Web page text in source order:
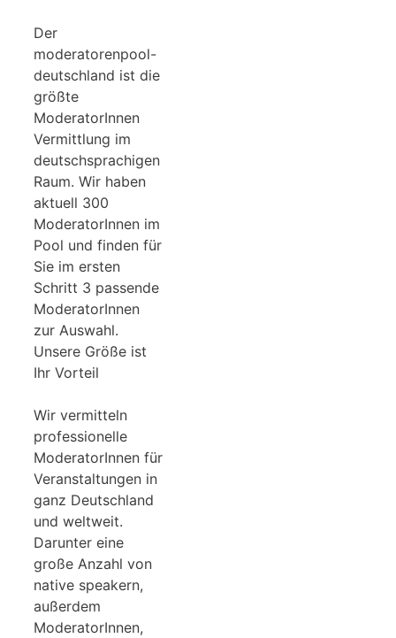
Der
moderatorenpool-
deutschland ist die
größte
ModeratorInnen
Vermittlung im
deutschsprachigen
Raum. Wir haben
aktuell 300
ModeratorInnen im
Pool und finden für
Sie im ersten
Schritt 3 passende
ModeratorInnen
zur Auswahl.
Unsere Größe ist
Ihr Vorteil
Wir vermitteln
professionelle
ModeratorInnen für
Veranstaltungen in
ganz Deutschland
und weltweit.
Darunter eine
große Anzahl von
native speakern,
außerdem
ModeratorInnen,